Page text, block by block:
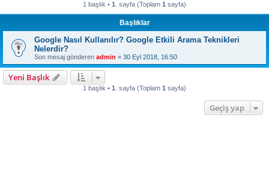
1 başlık • 1 . sayfa (Toplam 1 sayfa)
Başlıklar
Google Nasıl Kullanılır? Google Etkili Arama Teknikleri
Nelerdir?
Son mesaj gönderen admin « 30 Eyl 2018, 16:50
Yeni Başlık
1 başlık • 1 . sayfa (Toplam 1 sayfa)
Geçiş yap